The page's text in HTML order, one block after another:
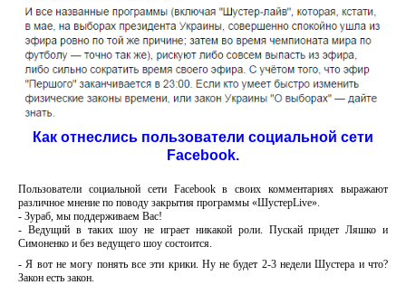
Как отнеслись пользователи социальной сети
Facebook.
Пользователи социальной сети Facebook в своих комментариях выражают
различное мнение по поводу закрытия программы «ШустерLive».
- Зураб, мы поддерживаем Вас!
- Ведущий в таких шоу не играет никакой роли. Пускай придет Ляшко и
Симоненко и без ведущего шоу состоится.
- Я вот не могу понять все эти крики. Ну не будет 2-3 недели Шустера и что?
Закон есть закон.